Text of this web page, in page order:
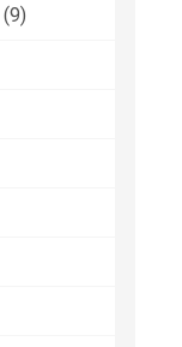
(9)